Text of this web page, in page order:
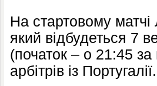
На стартовому матчі
який відбудеться 7
(початок – о 21:45
арбітрів із